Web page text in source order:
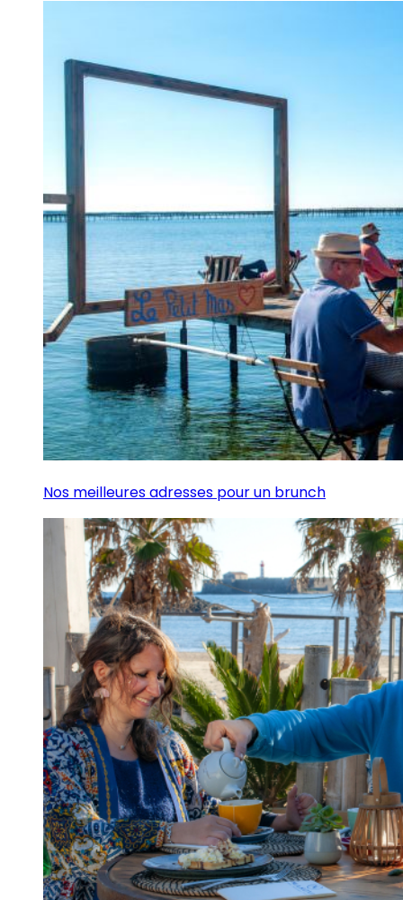
Nos meilleures adresses pour un brunch